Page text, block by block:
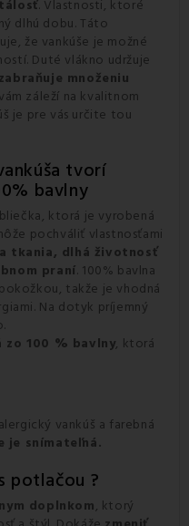
. Vlastnosti, ktoré
dlhú dobu. Táto
že vankúše je možné
Duté vlákno udržuje
zabraňuje množeniu
záleží na kvalitnom
je pre vás určite tou
tvorí
bavlny
ktorá je vyrobená
pochváliť vlastnosťami
tkania, dlhá životnosť
praní. 100% bavlna
takže je vhodná
Na dotyk príjemný
zo 100 % bavlny, ktorá
vankúš a farebná
je snímateľná.
potlačou ?
doplnkom, ktorý